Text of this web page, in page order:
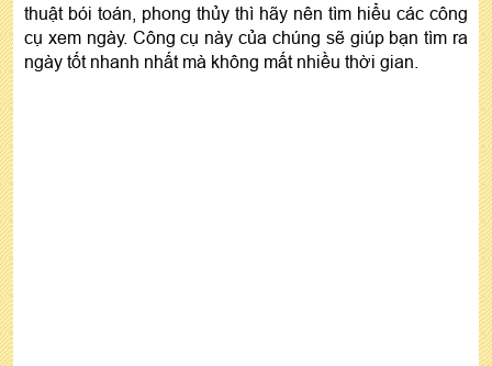
thuật bói toán, phong thủy thì hãy nên tìm hiểu các công
cụ xem ngày. Công cụ này của chúng sẽ giúp bạn tìm ra
ngày tốt nhanh nhất mà không mất nhiều thời gian.